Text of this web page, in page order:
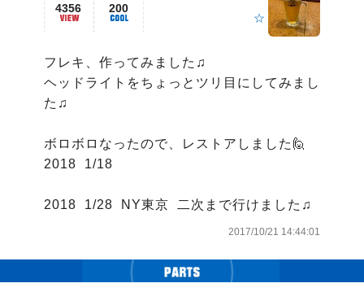
4356 200
☆
フレキ、作ってみました♫
ヘッドライトをちょっとツリ目にしてみまし
た♫
ボロボロなったので、レストアしました🙋
2018  1/18
2017/10/21 14:44:01